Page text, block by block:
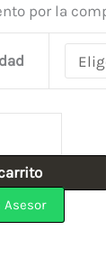
por la
Asesor